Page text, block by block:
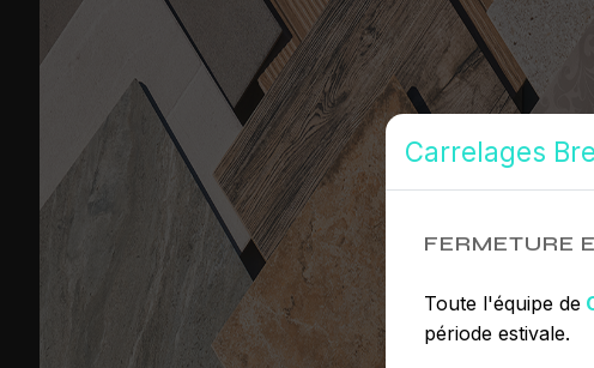
Carrelages
FERMETURE
Toute l'équipe de
période estivale.